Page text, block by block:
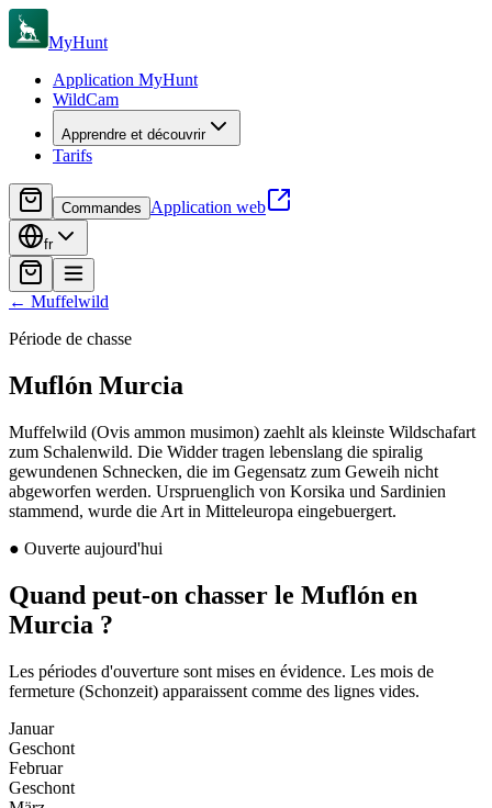
MyHunt
Application MyHunt
WildCam
Apprendre et découvrir
Tarifs
Commandes Application web
fr
← Muffelwild
Période de chasse
Muflón Murcia
Muffelwild (Ovis ammon musimon) zaehlt als kleinste Wildschafart
zum Schalenwild. Die Widder tragen lebenslang die spiralig
gewundenen Schnecken, die im Gegensatz zum Geweih nicht
abgeworfen werden. Urspruenglich von Korsika und Sardinien
stammend, wurde die Art in Mitteleuropa eingebuergert.
● Ouverte aujourd'hui
Quand peut-on chasser le Muflón en
Murcia ?
Les périodes d'ouverture sont mises en évidence. Les mois de
fermeture (Schonzeit) apparaissent comme des lignes vides.
Januar
Geschont
Februar
Geschont